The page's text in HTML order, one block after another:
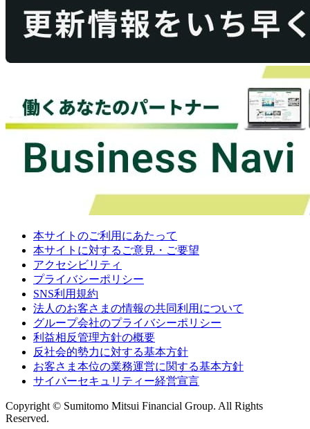
本サイトのご利用にあたって
本サイトに対するご意見・ご要望
アクセシビリティ
プライバシーポリシー
SNS利用規約
法人のお客さまの情報の共同利用について
グループ会社のプライバシーポリシー
利益相反管理方針の概要
反社会的勢力に対する基本方針
お客さま本位の業務運営に関する基本方針
サイバーセキュリティー経営宣言
Copyright © Sumitomo Mitsui Financial Group. All Rights
Reserved.